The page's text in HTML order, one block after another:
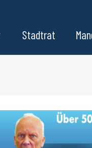
Stadtrat